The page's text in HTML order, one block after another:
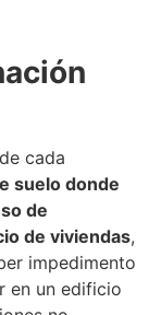
cada
suelo donde
de
de viviendas,
impedimento
en un edificio